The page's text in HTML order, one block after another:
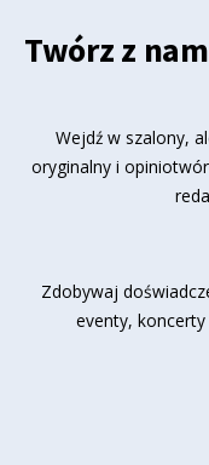
Twórz z
Wejdź w szalony,
oryginalny i
Zdobywaj
eventy,